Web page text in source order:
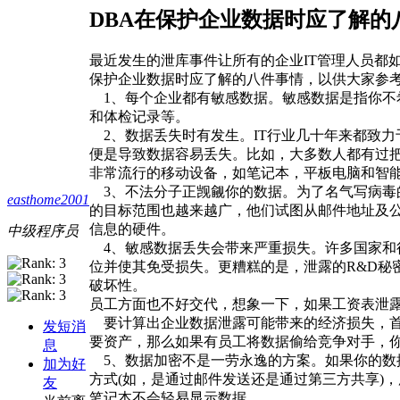
easthome2001
中级程序员
发短消
息
加为好
友
DBA在保护企业数据时应了解的
最近发生的泄库事件让所有的企业IT管理人员都
保护企业数据时应了解的八件事情，以供大家参
1、每个企业都有敏感数据。敏感数据是指你
和体检记录等。
2、数据丢失时有发生。IT行业几十年来都致
便是导致数据容易丢失。比如，大多数人都有过
非常流行的移动设备，如笔记本，平板电脑和智
3、不法分子正觊觎你的数据。为了名气写病
的目标范围也越来越广，他们试图从邮件地址及
信息的硬件。
4、敏感数据丢失会带来严重损失。许多国家
位并使其免受损失。更糟糕的是，泄露的R&D
破坏性。
员工方面也不好交代，想象一下，如果工资表
要计算出企业数据泄露可能带来的经济损失，
要资产，那么如果有员工将数据偷给竞争对手，
5、数据加密不是一劳永逸的方案。如果你的
方式(如，是通过邮件发送还是通过第三方共享)